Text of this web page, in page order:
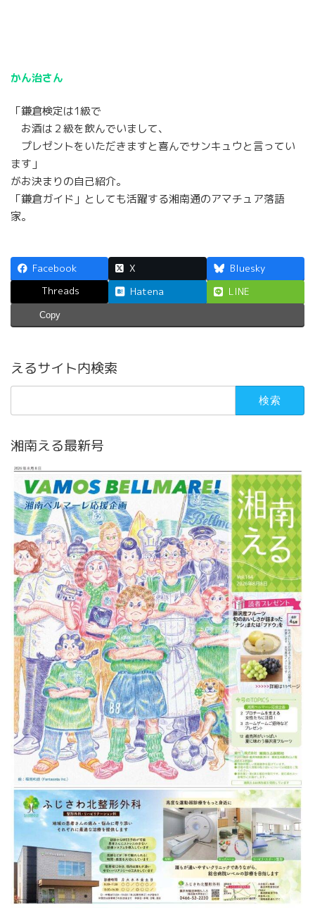
かん治さん
「鎌倉検定は1級で
お酒は２級を飲んでいまして、
プレゼントをいただきますと喜んでサンキュウと言ってい
ます」
がお決まりの自己紹介。
「鎌倉ガイド」としても活躍する湘南通のアマチュア落語
家。
Facebook X
Bluesky
Threads
Hatena LINE
Copy
えるサイト内検索
湘南える最新号